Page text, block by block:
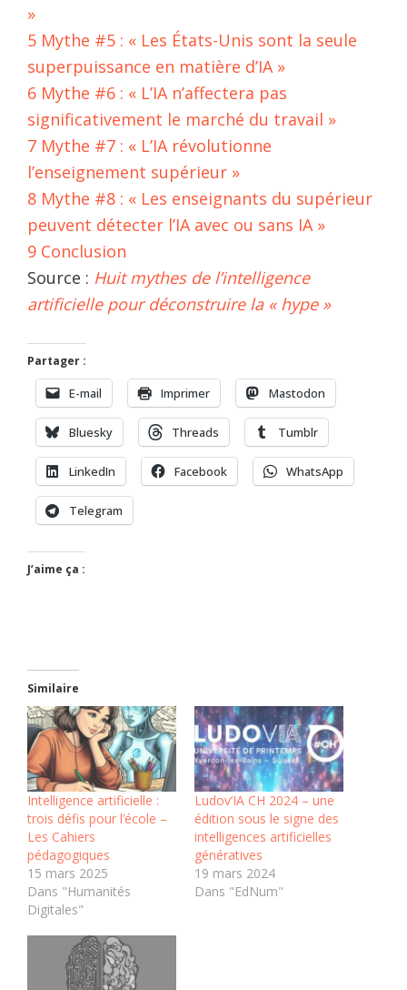
»
5 Mythe #5 : « Les États-Unis sont la seule
superpuissance en matière d’IA »
6 Mythe #6 : « L’IA n’affectera pas
significativement le marché du travail »
7 Mythe #7 : « L’IA révolutionne
l’enseignement supérieur »
8 Mythe #8 : « Les enseignants du supérieur
peuvent détecter l’IA avec ou sans IA »
9 Conclusion
Source : Huit mythes de l’intelligence
artificielle pour déconstruire la « hype »
Partager :
E-mail Imprimer Mastodon
Bluesky Threads Tumblr
LinkedIn Facebook WhatsApp
Telegram
J’aime ça :
Similaire
Intelligence artificielle :
trois défis pour l’école –
Les Cahiers
pédagogiques
15 mars 2025
Dans "Humanités
Digitales"
Ludov’IA CH 2024 – une
édition sous le signe des
intelligences artificielles
génératives
19 mars 2024
Dans "EdNum"